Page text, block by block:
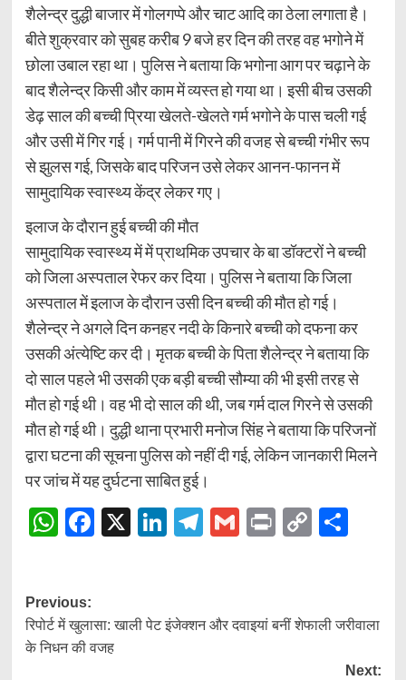
शैलेन्द्र दुद्धी बाजार में गोलगप्पे और चाट आदि का ठेला लगाता है।
बीते शुक्रवार को सुबह करीब 9 बजे हर दिन की तरह वह भगोने में
छोला उबाल रहा था। पुलिस ने बताया कि भगोना आग पर चढ़ाने के
बाद शैलेन्द्र किसी और काम में व्यस्त हो गया था। इसी बीच उसकी
डेढ़ साल की बच्ची प्रिया खेलते-खेलते गर्म भगोने के पास चली गई
और उसी में गिर गई। गर्म पानी में गिरने की वजह से बच्ची गंभीर रूप
से झुलस गई, जिसके बाद परिजन उसे लेकर आनन-फानन में
सामुदायिक स्वास्थ्य केंद्र लेकर गए।
इलाज के दौरान हुई बच्ची की मौत
सामुदायिक स्वास्थ्य में में प्राथमिक उपचार के बा डॉक्टरों ने बच्ची
को जिला अस्पताल रेफर कर दिया। पुलिस ने बताया कि जिला
अस्पताल में इलाज के दौरान उसी दिन बच्ची की मौत हो गई।
शैलेन्द्र ने अगले दिन कनहर नदी के किनारे बच्ची को दफना कर
उसकी अंत्येष्टि कर दी। मृतक बच्ची के पिता शैलेन्द्र ने बताया कि
दो साल पहले भी उसकी एक बड़ी बच्ची सौम्या की भी इसी तरह से
मौत हो गई थी। वह भी दो साल की थी, जब गर्म दाल गिरने से उसकी
मौत हो गई थी। दुद्धी थाना प्रभारी मनोज सिंह ने बताया कि परिजनों
द्वारा घटना की सूचना पुलिस को नहीं दी गई, लेकिन जानकारी मिलने
पर जांच में यह दुर्घटना साबित हुई।
WhatsApp
Facebook
X LinkedIn
Telegram
Gmail
Print
Copy
Post
navigation
Previous:
रिपोर्ट में खुलासा: खाली पेट इंजेक्शन और दवाइयां बनीं शेफाली जरीवाला
के निधन की वजह
Next: